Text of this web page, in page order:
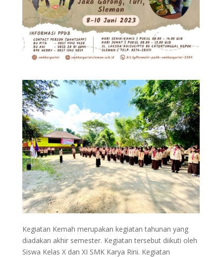
Kegiatan Kemah merupakan kegiatan tahunan yang
diadakan akhir semester. Kegiatan tersebut diikuti oleh
Siswa Kelas X dan XI SMK Karya Rini. Kegiatan